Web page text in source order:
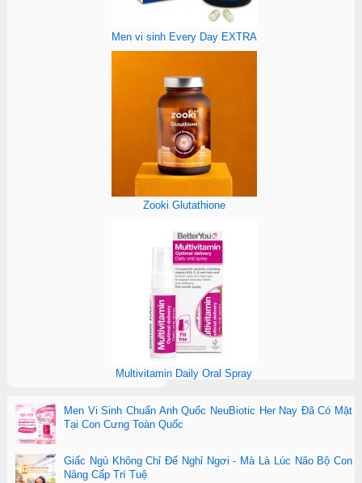
Men vi sinh Every Day EXTRA
Zooki Glutathione
Multivitamin Daily Oral Spray
Men Vi Sinh Chuẩn Anh Quốc NeuBiotic Her Nay Đã Có Mặt
Tại Con Cưng Toàn Quốc
Giấc Ngủ Không Chỉ Để Nghỉ Ngơi - Mà Là Lúc Não Bộ Con
Nâng Cấp Trí Tuệ